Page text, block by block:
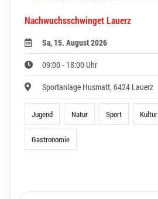
Nachwuchsschwinget Lauerz
Sa, 15. August 2026
09:00 - 18:00 Uhr
Sportanlage Husmatt, 6424 Lauerz
Jugend Natur Sport Kultur
Gastronomie